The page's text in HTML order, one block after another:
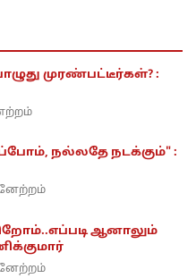
முரண்பட்டீர்கள்? :
நல்லதே நடக்கும்" :
ஆனாலும்